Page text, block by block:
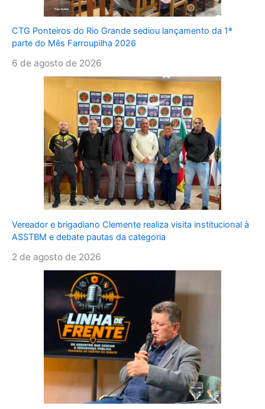
CTG Ponteiros do Rio Grande sediou lançamento da 1ª
parte do Mês Farroupilha 2026
6 de agosto de 2026
Vereador e brigadiano Clemente realiza visita institucional à
ASSTBM e debate pautas da categoria
2 de agosto de 2026